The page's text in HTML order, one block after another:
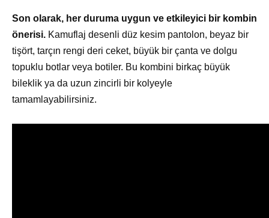
Son olarak, her duruma uygun ve etkileyici bir kombin
önerisi. Kamuflaj desenli düz kesim pantolon, beyaz bir
tişört, tarçın rengi deri ceket, büyük bir çanta ve dolgu
topuklu botlar veya botiler. Bu kombini birkaç büyük
bileklik ya da uzun zincirli bir kolyeyle
tamamlayabilirsiniz.